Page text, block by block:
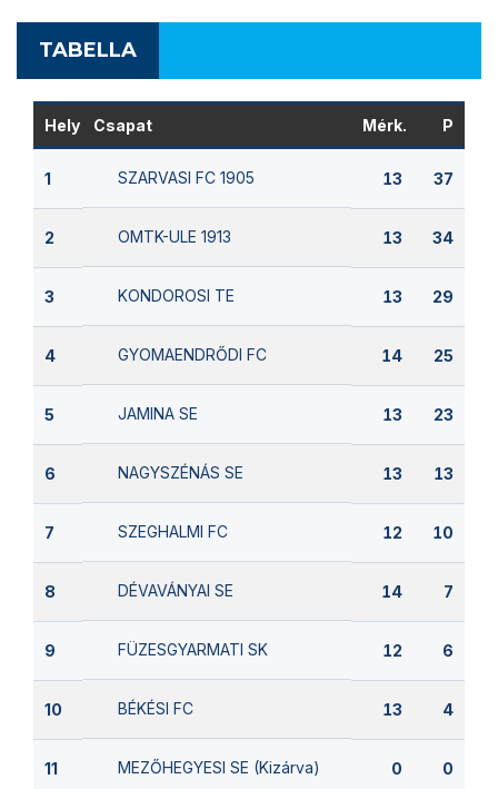
TABELLA
Hely Csapat Mérk. P
1 SZARVASI FC 1905 13 37
2 OMTK-ULE 1913 13 34
3 KONDOROSI TE 13 29
4 GYOMAENDRŐDI FC 14 25
5 JAMINA SE 13 23
6 NAGYSZÉNÁS SE 13 13
7 SZEGHALMI FC 12 10
8 DÉVAVÁNYAI SE 14 7
9 FÜZESGYARMATI SK 12 6
10 BÉKÉSI FC 13 4
11 MEZŐHEGYESI SE (Kizárva) 0 0